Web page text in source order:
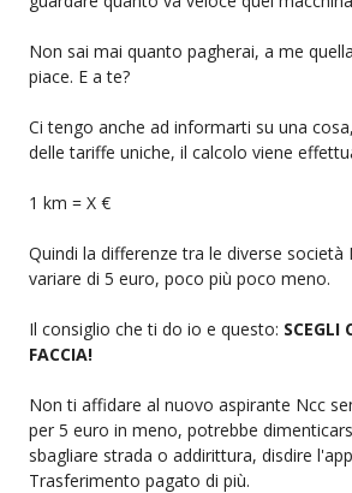
Non sai mai quanto pagherai, a me
piace. E a te?
Ci tengo anche ad informarti su una
delle tariffe uniche, il calcolo viene
1 km = X €
Quindi la differenze tra le diverse società
variare di 5 euro, poco più poco meno.
Il consiglio che ti do io e questo: SCEGLI
FACCIA!
Non ti affidare al nuovo aspirante Ncc
per 5 euro in meno, potrebbe
sbagliare strada o addirittura, disdire
Trasferimento pagato di più.